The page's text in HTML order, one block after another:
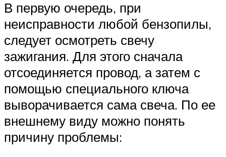
В первую очередь, при
неисправности любой бензопилы,
следует осмотреть свечу
зажигания. Для этого сначала
отсоединяется провод, а затем с
помощью специального ключа
выворачивается сама свеча. По ее
внешнему виду можно понять
причину проблемы: